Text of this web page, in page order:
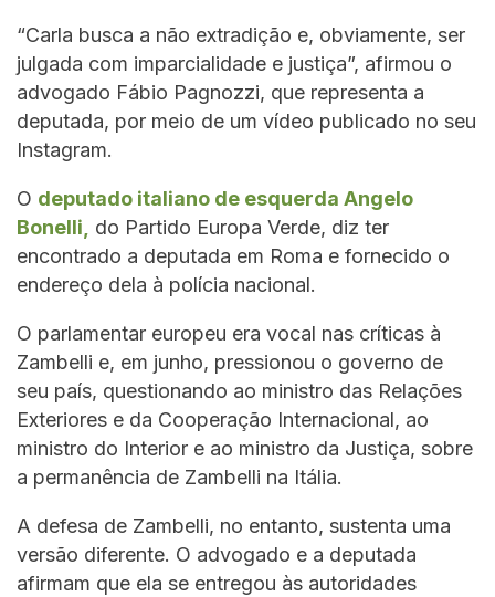
“Carla busca a não extradição e, obviamente, ser
julgada com imparcialidade e justiça”, afirmou o
advogado Fábio Pagnozzi, que representa a
deputada, por meio de um vídeo publicado no seu
Instagram.
O deputado italiano de esquerda Angelo
Bonelli, do Partido Europa Verde, diz ter
encontrado a deputada em Roma e fornecido o
endereço dela à polícia nacional.
O parlamentar europeu era vocal nas críticas à
Zambelli e, em junho, pressionou o governo de
seu país, questionando ao ministro das Relações
Exteriores e da Cooperação Internacional, ao
ministro do Interior e ao ministro da Justiça, sobre
a permanência de Zambelli na Itália.
A defesa de Zambelli, no entanto, sustenta uma
versão diferente. O advogado e a deputada
afirmam que ela se entregou às autoridades